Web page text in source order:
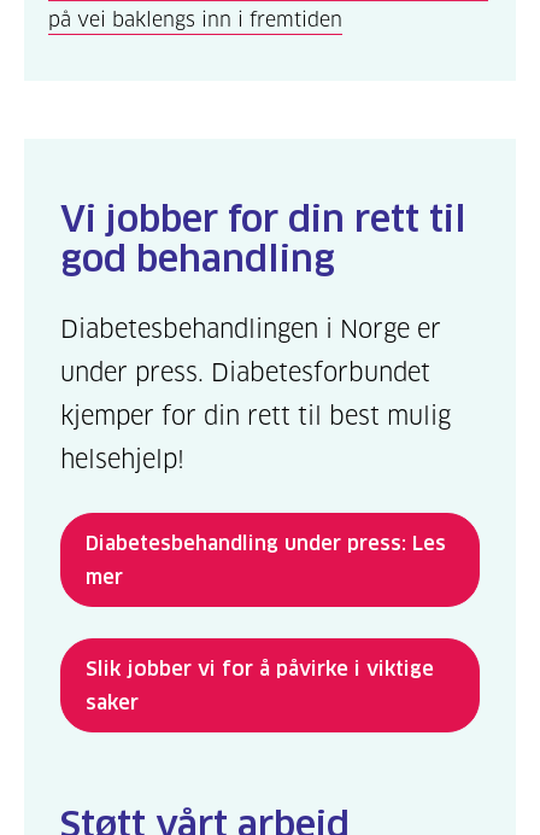
på vei baklengs inn i fremtiden
Vi jobber for din rett til
god behandling
Diabetesbehandlingen i Norge er
under press. Diabetesforbundet
kjemper for din rett til best mulig
helsehjelp!
Diabetesbehandling under press: Les
mer
Slik jobber vi for å påvirke i viktige
saker
Støtt vårt arbeid